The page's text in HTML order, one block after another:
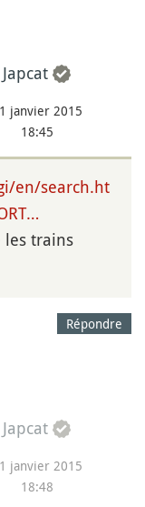
Japcat
janvier 2015
18:45
en/search.ht
les trains
Répondre
Japcat
janvier 2015
18:48